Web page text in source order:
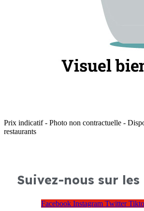
Prix indicatif - Photo non contractuelle -
restaurants
Suivez-nous sur les
Facebook Instagram Twitter